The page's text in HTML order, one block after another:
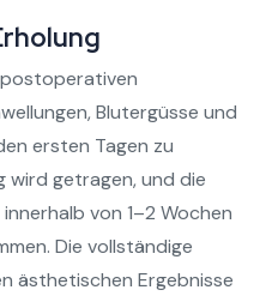
Blutergüsse und
ersten Tagen zu
wird getragen, und die
von 1–2 Wochen
Die vollständige
ästhetischen Ergebnisse